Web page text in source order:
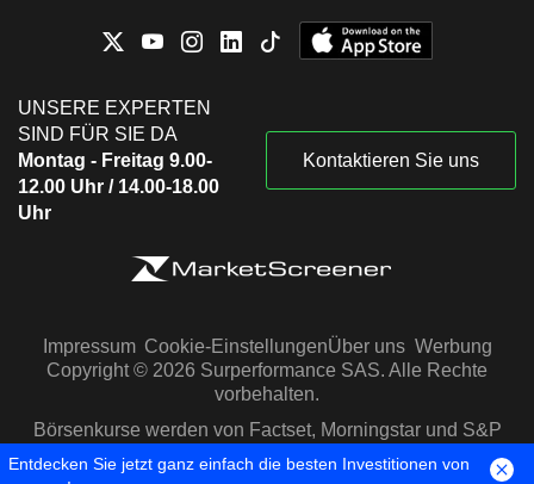
UNSERE EXPERTEN
SIND FÜR SIE DA
Montag - Freitag 9.00-
12.00 Uhr / 14.00-18.00
Uhr
Kontaktieren Sie uns
Impressum Cookie-EinstellungenÜber uns Werbung
Copyright © 2026 Surperformance SAS. Alle Rechte
vorbehalten.
Börsenkurse werden von Factset, Morningstar und S&P
Capital IQ zur Verfügung gestellt
Entdecken Sie jetzt ganz einfach die besten Investitionen von